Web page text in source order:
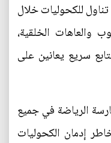
للكحوليات خلال
والعاهات الخلقية،
سريع يعانين على
الرياضة في جميع
إدمان الكحوليات